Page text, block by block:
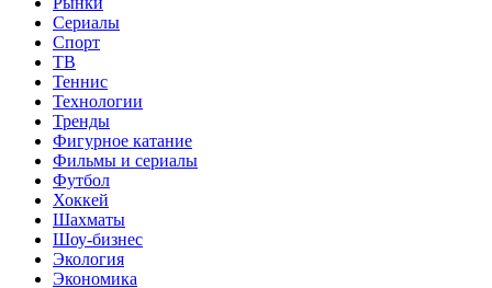
Сериалы
Спорт
ТВ
Теннис
Технологии
Тренды
Фигурное катание
Фильмы и сериалы
Футбол
Хоккей
Шахматы
Шоу-бизнес
Экология
Экономика